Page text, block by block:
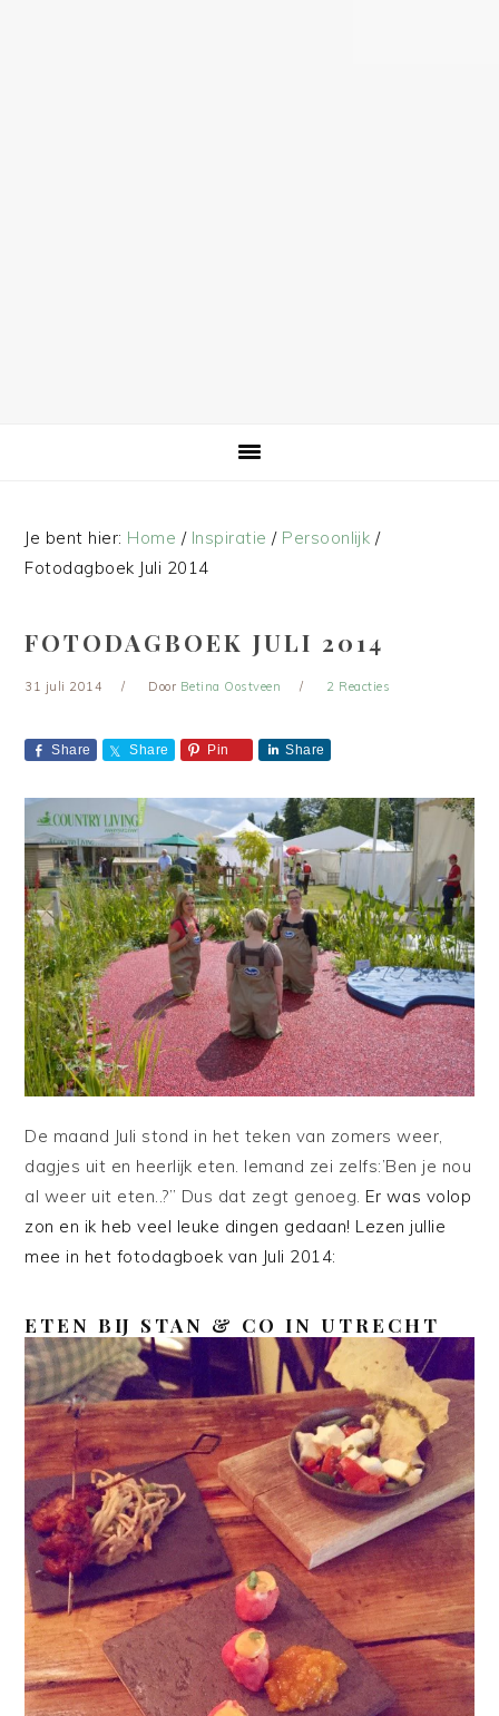
Je bent hier: Home / Inspiratie / Persoonlijk /
Fotodagboek Juli 2014
FOTODAGBOEK JULI 2014
31 juli 2014 Door Betina Oostveen 2 Reacties
Share Share Pin Share
De maand Juli stond in het teken van zomers weer,
dagjes uit en heerlijk eten. Iemand zei zelfs:’Ben je nou
al weer uit eten..?” Dus dat zegt genoeg. Er was volop
zon en ik heb veel leuke dingen gedaan! Lezen jullie
mee in het fotodagboek van Juli 2014:
ETEN BIJ STAN & CO IN UTRECHT